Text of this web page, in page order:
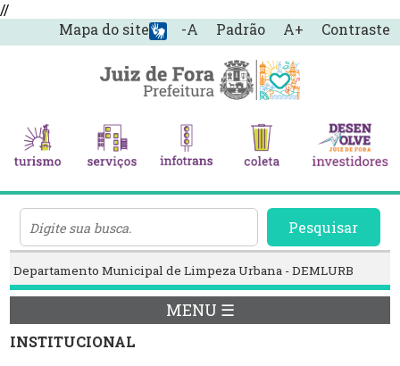
//
-A
Padrão A+ Contraste
Mapa do site
Pesquisar
Departamento Municipal de Limpeza Urbana - DEMLURB
MENU ☰
INSTITUCIONAL